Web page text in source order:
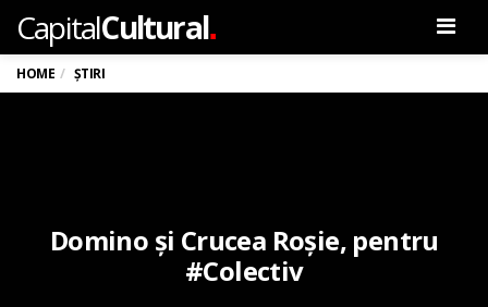
CapitalCultural.
HOME ȘTIRI
Domino și Crucea Roșie, pentru
#Colectiv